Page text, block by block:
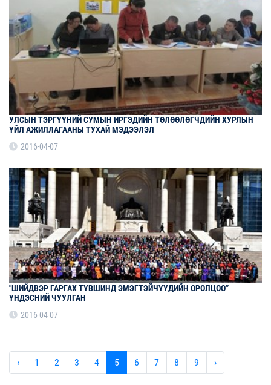
УЛСЫН ТЭРГҮҮНИЙ СУМЫН ИРГЭДИЙН ТӨЛӨӨЛӨГЧДИЙН ХУРЛЫН
ҮЙЛ АЖИЛЛАГААНЫ ТУХАЙ МЭДЭЭЛЭЛ
2016-04-07
"ШИЙДВЭР ГАРГАХ ТҮВШИНД ЭМЭГТЭЙЧҮҮДИЙН ОРОЛЦОО”
ҮНДЭСНИЙ ЧУУЛГАН
2016-04-07
‹ 1 2 3 4 5 6 7 8 9 ›